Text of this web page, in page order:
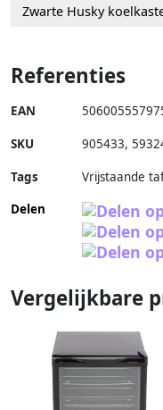
Zwarte Husky
Referenties
EAN
SKU 905433,
Tags
Vrijstaande
Delen
Vergelijkbare